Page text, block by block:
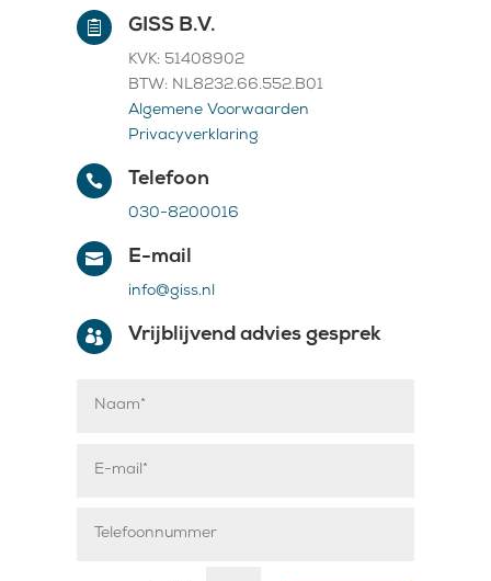
 GISS B.V.
KVK: 51408902
BTW: NL8232.66.552.B01
Algemene Voorwaarden
Privacyverklaring
 Telefoon
030-8200016
 E-mail
info@giss.nl
 Vrijblijvend advies gesprek